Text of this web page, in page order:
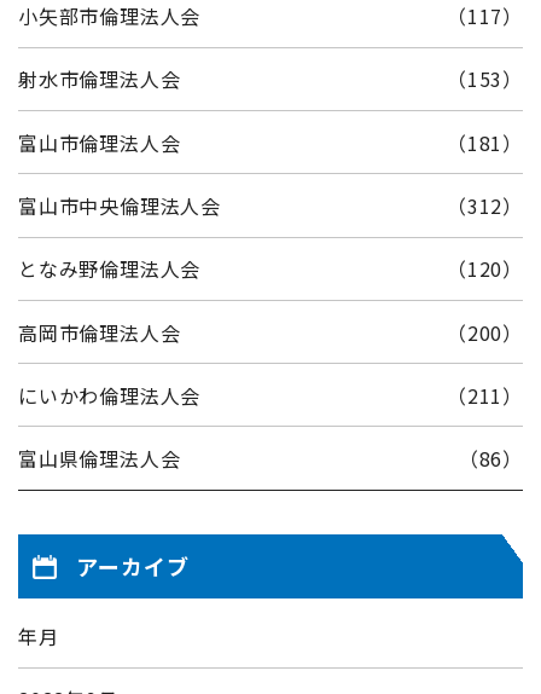
小矢部市倫理法人会 （117）
射水市倫理法人会 （153）
富山市倫理法人会 （181）
富山市中央倫理法人会 （312）
となみ野倫理法人会 （120）
高岡市倫理法人会 （200）
にいかわ倫理法人会 （211）
富山県倫理法人会 （86）
アーカイブ
年月